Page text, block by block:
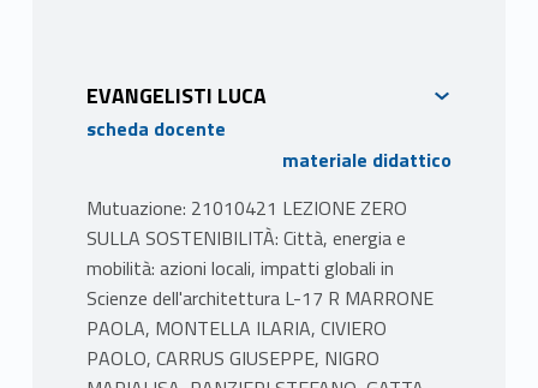
EVANGELISTI LUCA
scheda docente
materiale didattico
Mutuazione: 21010421 LEZIONE ZERO
SULLA SOSTENIBILITÀ: Città, energia e
mobilità: azioni locali, impatti globali in
Scienze dell'architettura L-17 R MARRONE
PAOLA, MONTELLA ILARIA, CIVIERO
PAOLO, CARRUS GIUSEPPE, NIGRO